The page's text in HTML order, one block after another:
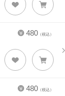
480 （税込）
480 （税込）